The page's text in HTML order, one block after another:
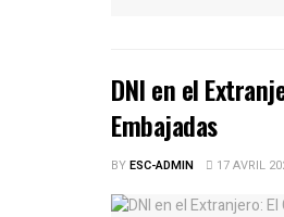
DNI en el
Embajadas
BYESC-ADMIN 17 AVRIL